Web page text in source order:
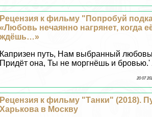
Рецензия к фильму "Попробуй
«Любовь нечаянно нагрянет, когда
ждёшь…»
Капризен путь, Нам выбранный
Придёт она, Ты не моргнёшь и бровью.'
20 07
Рецензия к фильму "Танки" (2018).
Харькова в Москву